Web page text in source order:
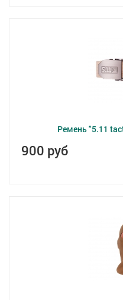
Ремень "5.11
900 руб